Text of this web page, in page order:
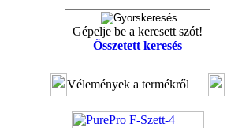
Gépelje be a keresett szót!
Összetett keresés
Vélemények a termékről